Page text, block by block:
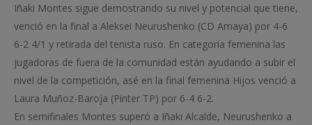
Iñaki Montes sigue demostrando su nivel y potencial que tiene,
venció en la final a Aleksei Neurushenko (CD Amaya) por 4-6
6-2 4/1 y retirada del tenista ruso. En categoría femenina las
jugadoras de fuera de la comunidad están ayudando a subir el
nivel de la competición, asé en la final femenina Hijos venció a
Laura Muñoz-Baroja (Pinter TP) por 6-4 6-2.
En semifinales Montes superó a Iñaki Alcalde, Neurushenko a